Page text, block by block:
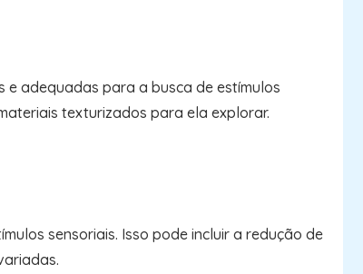
adequadas para a busca de estímulos
texturizados para ela explorar.
sensoriais. Isso pode incluir a redução de